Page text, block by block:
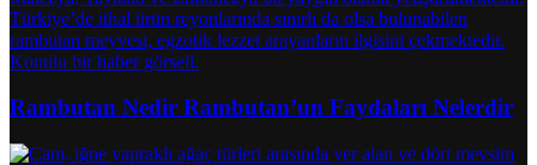
Rambutan Nedir Rambutan’un Faydaları Nelerdir